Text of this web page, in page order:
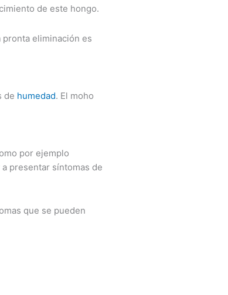
de este hongo.
eliminación es
de humedad. El moho
por ejemplo
presentar síntomas de
que se pueden